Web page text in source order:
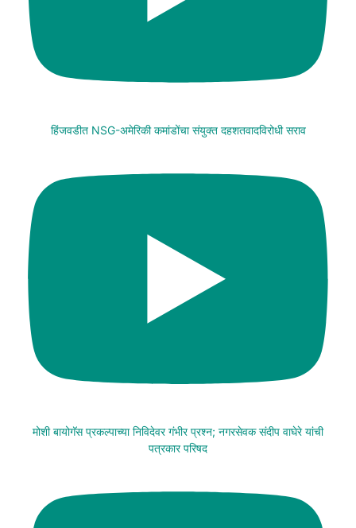
हिंजवडीत NSG-अमेरिकी कमांडोंचा संयुक्त दहशतवादविरोधी सराव
मोशी बायोगॅस प्रकल्पाच्या निविदेवर गंभीर प्रश्न; नगरसेवक संदीप वाघेरे यांची
पत्रकार परिषद